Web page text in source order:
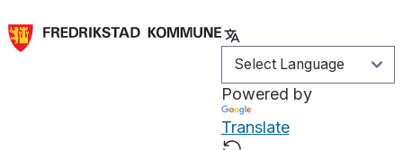
Powered by
Translate